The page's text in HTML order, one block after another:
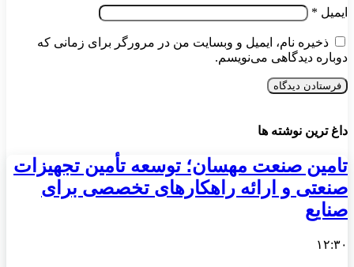
ایمیل *
ذخیره نام، ایمیل و وبسایت من در مرورگر برای زمانی که
دوباره دیدگاهی می‌نویسم.
داغ ترین نوشته ها
تامین صنعت مهسان؛ توسعه تأمین تجهیزات
صنعتی و ارائه راهکارهای تخصصی برای
صنایع
۱۲:۳۰